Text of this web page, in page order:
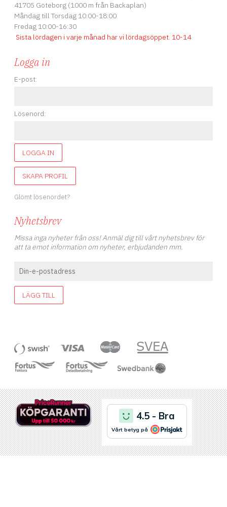
41705 Göteborg (1000 m från Backaplan)
Måndag till Torsdag 10:00-18:00
Fredag 10:00-16:30
Sista lördagen i varje månad har vi lördagsöppet. 10-14
Logga in
E-post:
Lösenord:
LOGGA IN
SKAPA PROFIL
Glömt lösenordet?
Nyhetsbrev
Missa inga nyheter från oss! Anmäl dig till vårt nyhetsbrev för
att ta emot information om nyheter, erbjudanden mm.
LÄGG TILL